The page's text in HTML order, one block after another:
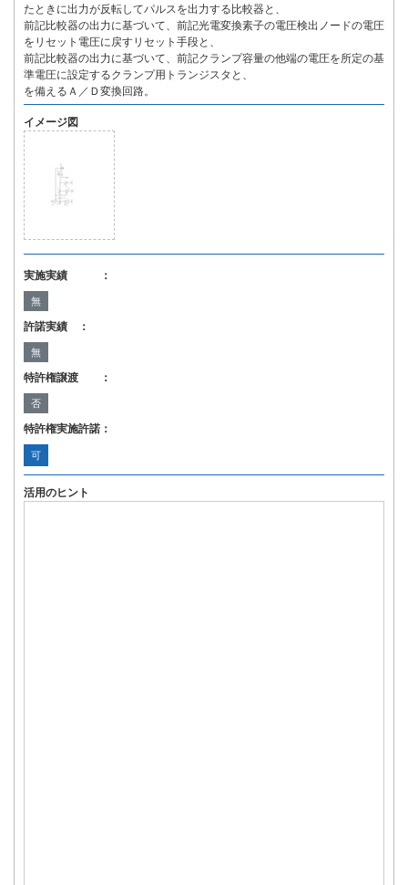
たときに出力が反転してパルスを出力する比較器と、
前記比較器の出力に基づいて、前記光電変換素子の電圧検出ノードの電圧
をリセット電圧に戻すリセット手段と、
前記比較器の出力に基づいて、前記クランプ容量の他端の電圧を所定の基
準電圧に設定するクランプ用トランジスタと、
を備えるＡ／Ｄ変換回路。
イメージ図
実施実績 ：
無
許諾実績 ：
無
特許権譲渡 ：
否
特許権実施許諾：
可
活用のヒント